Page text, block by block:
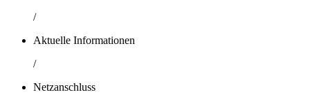
/
Aktuelle Informationen
/
Netzanschluss